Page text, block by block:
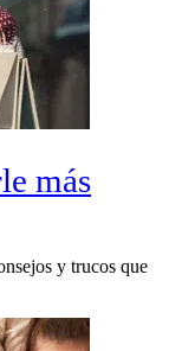
más
y trucos que